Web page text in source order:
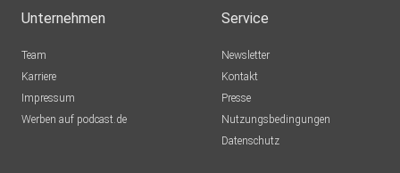
Unternehmen
Team
Karriere
Impressum
Werben auf podcast.de
Service
Newsletter
Kontakt
Presse
Nutzungsbedingungen
Datenschutz